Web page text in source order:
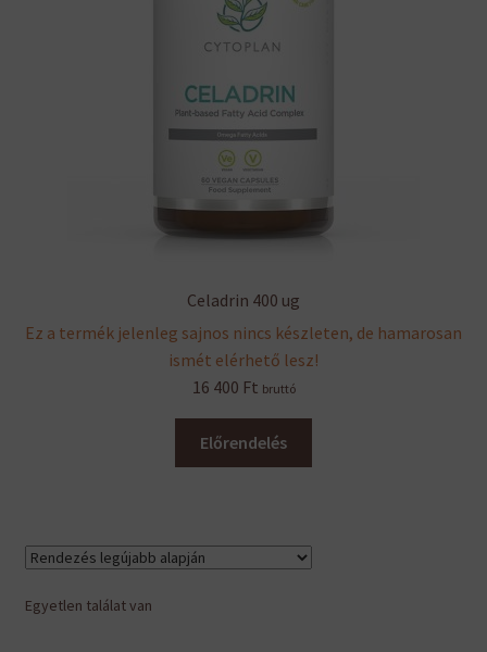
Celadrin 400 ug
Ez a termék jelenleg sajnos nincs készleten, de hamarosan
ismét elérhető lesz!
16 400 Ft bruttó
Előrendelés
Egyetlen találat van